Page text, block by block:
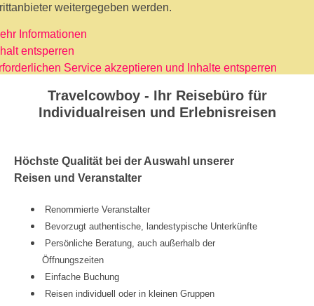
weitergegeben werden.
Informationen
entsperren
Service akzeptieren und Inhalte entsperren
Travelcowboy - Ihr Reisebüro für
Individualreisen und Erlebnisreisen
Höchste Qualität bei der Auswahl unserer
Reisen und Veranstalter
Renommierte Veranstalter
Bevorzugt authentische, landestypische Unterkünfte
Persönliche Beratung, auch außerhalb der
Öffnungszeiten
Einfache Buchung
Reisen individuell oder in kleinen Gruppen